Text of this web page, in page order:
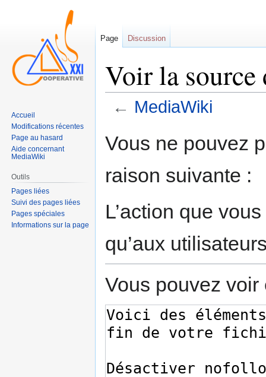
Voir la
← MediaWiki
à
navigation
à
recherche
Vous ne pouvez
raison suivante :
L’action que
qu’aux
Vous pouvez
Page Discussion
Accueil
Modifications récentes
Page au hasard
Aide concernant
MediaWiki
Outils
Pages liées
Suivi des pages liées
Pages spéciales
Informations sur la page